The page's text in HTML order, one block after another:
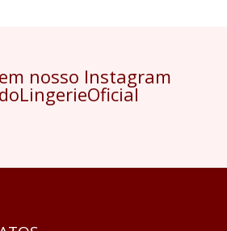
nosso Instagram